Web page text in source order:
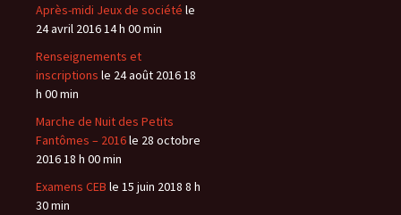
Après-midi Jeux de société le
24 avril 2016 14 h 00 min
Renseignements et
inscriptions le 24 août 2016 18
h 00 min
Marche de Nuit des Petits
Fantômes – 2016le 28 octobre
2016 18 h 00 min
Examens CEB le 15 juin 2018 8 h
30 min